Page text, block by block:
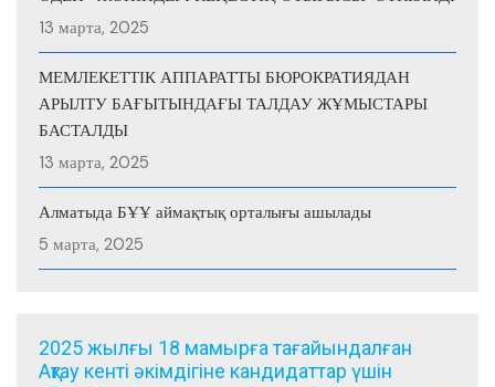
13 марта, 2025
МЕМЛЕКЕТТІК АППАРАТТЫ БЮРОКРАТИЯДАН
АРЫЛТУ БАҒЫТЫНДАҒЫ ТАЛДАУ ЖҰМЫСТАРЫ
БАСТАЛДЫ
13 марта, 2025
Алматыда БҰҰ аймақтық орталығы ашылады
5 марта, 2025
2025 жылғы 18 мамырға тағайындалған
Ақтау кенті әкімдігіне кандидаттар үшін